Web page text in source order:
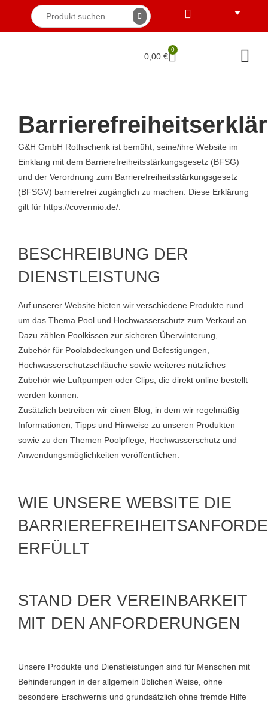
0,00 €
0
G&H GmbH Rothschenk ist bemüht, seine/ihre Website im
Einklang mit dem Barrierefreiheitsstärkungsgesetz (BFSG)
und der Verordnung zum Barrierefreiheitsstärkungsgesetz
(BFSGV) barrierefrei zugänglich zu machen. Diese Erklärung
gilt für https://covermio.de/.
BESCHREIBUNG DER
DIENSTLEISTUNG
Auf unserer Website bieten wir verschiedene Produkte rund
um das Thema Pool und Hochwasserschutz zum Verkauf an.
Dazu zählen Poolkissen zur sicheren Überwinterung,
Zubehör für Poolabdeckungen und Befestigungen,
Hochwasserschutzschläuche sowie weiteres nützliches
Zubehör wie Luftpumpen oder Clips, die direkt online bestellt
werden können.
Zusätzlich betreiben wir einen Blog, in dem wir regelmäßig
Informationen, Tipps und Hinweise zu unseren Produkten
sowie zu den Themen Poolpflege, Hochwasserschutz und
Anwendungsmöglichkeiten veröffentlichen.
WIE UNSERE WEBSITE DIE
ERFÜLLT
STAND DER VEREINBARKEIT
MIT DEN ANFORDERUNGEN
Unsere Produkte und Dienstleistungen sind für Menschen mit
Behinderungen in der allgemein üblichen Weise, ohne
besondere Erschwernis und grundsätzlich ohne fremde Hilfe